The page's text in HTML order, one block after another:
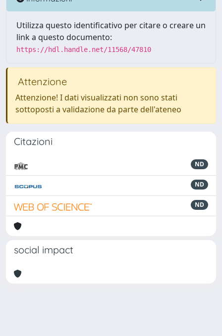
Utilizza questo identificativo per citare o creare un
link a questo documento:
https://hdl.handle.net/11568/47810
Attenzione
Attenzione! I dati visualizzati non sono stati
sottoposti a validazione da parte dell'ateneo
Citazioni
ND
ND
ND
social impact